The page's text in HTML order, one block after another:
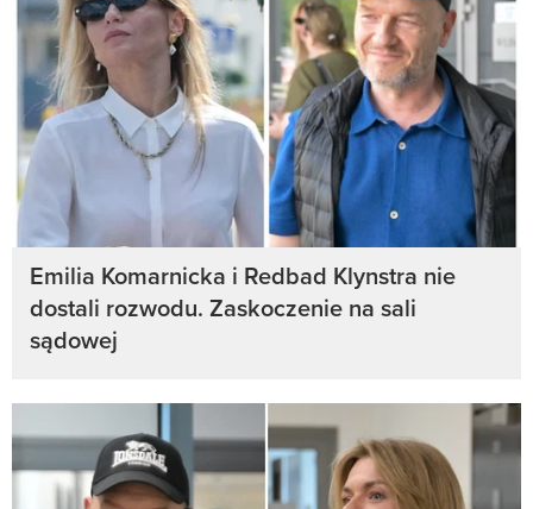
Emilia Komarnicka i Redbad Klynstra nie
dostali rozwodu. Zaskoczenie na sali
sądowej